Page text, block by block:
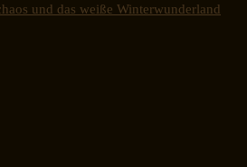
und das weiße Winterwunderland